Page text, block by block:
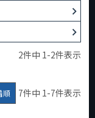
2件中 1-2件表示
順 7件中 1-7件表示